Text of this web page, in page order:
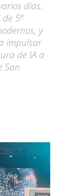
días.
5ª
y
impulsar
de IA a
San